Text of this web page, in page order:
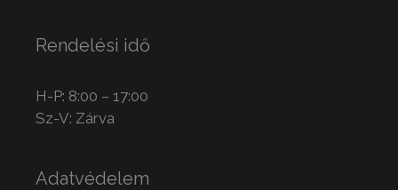
Rendelési idő
H-P: 8:00 – 17:00
Sz-V: Zárva
Adatvédelem